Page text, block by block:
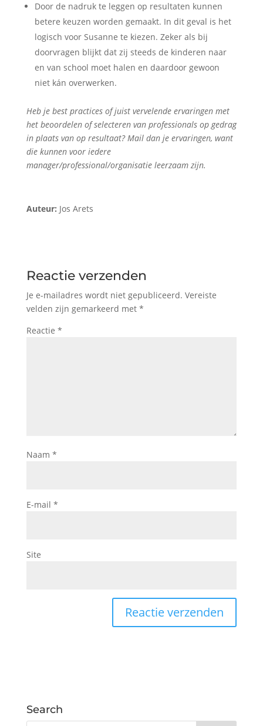
Door de nadruk te leggen op resultaten kunnen
betere keuzen worden gemaakt. In dit geval is het
logisch voor Susanne te kiezen. Zeker als bij
doorvragen blijkt dat zij steeds de kinderen naar
en van school moet halen en daardoor gewoon
niet kán overwerken.
Heb je best practices of juist vervelende ervaringen met
het beoordelen of selecteren van professionals op gedrag
in plaats van op resultaat? Mail dan je ervaringen, want
die kunnen voor iedere
manager/professional/organisatie leerzaam zijn.
Auteur: Jos Arets
Reactie verzenden
Je e-mailadres wordt niet gepubliceerd. Vereiste
velden zijn gemarkeerd met *
Reactie *
Naam *
E-mail *
Site
Search